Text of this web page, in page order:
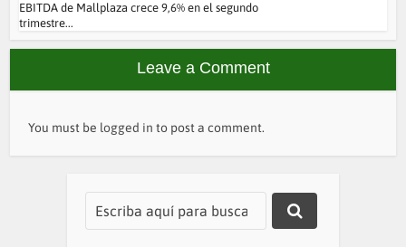
EBITDA de Mallplaza crece 9,6% en el segundo
trimestre...
Leave a Comment
You must be logged in to post a comment.